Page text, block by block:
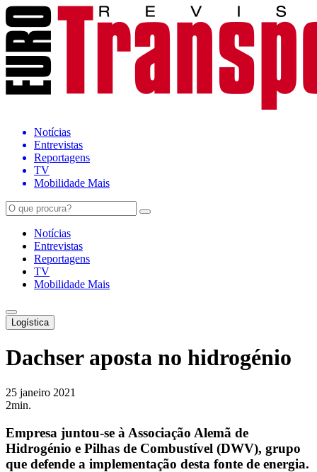
Notícias
Entrevistas
Reportagens
TV
Mobilidade Mais
Notícias
Entrevistas
Reportagens
TV
Mobilidade Mais
Logística
Dachser aposta no hidrogénio
25 janeiro 2021
2min.
Empresa juntou-se à Associação Alemã de
Hidrogénio e Pilhas de Combustível (DWV), grupo
que defende a implementação desta fonte de energia.